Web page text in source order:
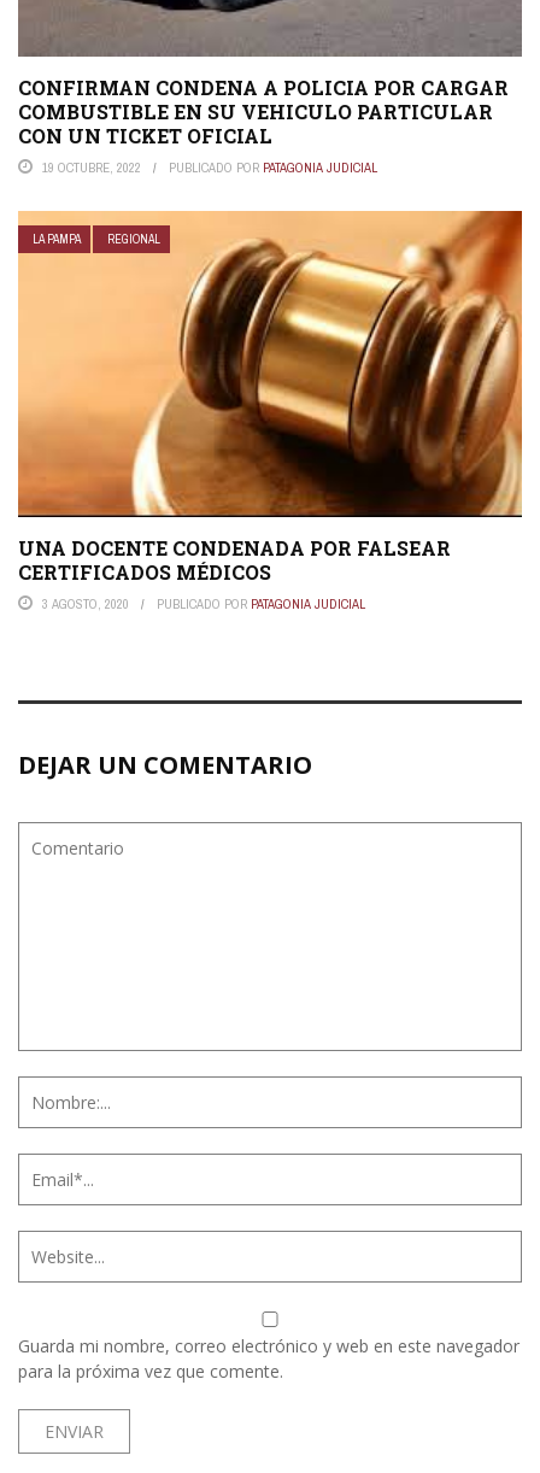
CONFIRMAN CONDENA A POLICIA POR CARGAR
COMBUSTIBLE EN SU VEHICULO PARTICULAR
CON UN TICKET OFICIAL
19 OCTUBRE, 2022 PUBLICADO POR PATAGONIA JUDICIAL
LA PAMPA REGIONAL
UNA DOCENTE CONDENADA POR FALSEAR
CERTIFICADOS MÉDICOS
3 AGOSTO, 2020 PUBLICADO POR PATAGONIA JUDICIAL
DEJAR UN COMENTARIO
Guarda mi nombre, correo electrónico y web en este navegador
para la próxima vez que comente.